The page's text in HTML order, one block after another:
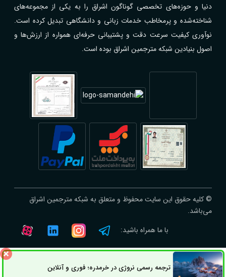
دنیا و حوزه‌های تخصصی گوناگون اشراق را به یکی از مجموعه‌های
شناخته‌شده و پرمخاطب خدمات زبانی و دانشگاهی تبدیل کرده است.
نوآوری کیفیت سرعت دقت و پشتیبانی حرفه‌ای همواره از ارزش‌ها و
اصول بنیادین شبکه مترجمین اشراق بوده است.
© کلیه حقوق این سایت محفوظ و متعلق به شبکه مترجمین اشراق
می‌باشد.
با ما همراه باشید:
ترجمه رسمی نروژی در خرمدره؛ فوری و آنلاین